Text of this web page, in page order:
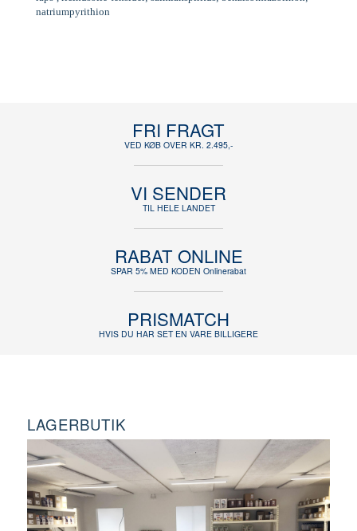
natriumpyrithion
FRI FRAGT
VED KØB OVER KR. 2.495,-
VI SENDER
TIL HELE LANDET
RABAT ONLINE
SPAR 5% MED KODEN Onlinerabat
PRISMATCH
HVIS DU HAR SET EN VARE BILLIGERE
LAGERBUTIK